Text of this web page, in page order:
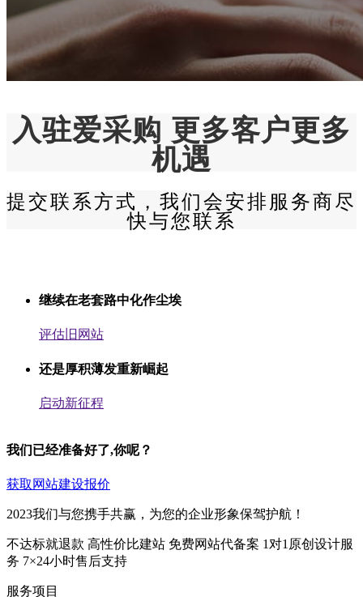
入驻爱采购 更多客户更多
机遇
提交联系方式，我们会安排服务商尽
快与您联系
继续在老套路中化作尘埃
评估旧网站
还是厚积薄发重新崛起
启动新征程
我们已经准备好了,你呢？
获取网站建设报价
2023我们与您携手共赢，为您的企业形象保驾护航！
不达标就退款 高性价比建站 免费网站代备案 1对1原创设计服
务 7×24小时售后支持
服务项目